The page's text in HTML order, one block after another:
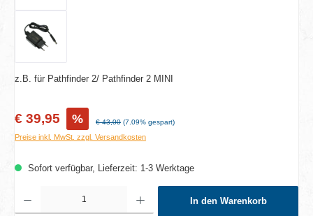
z.B. für Pathfinder 2/ Pathfinder 2 MINI
Verkaufspreis:
€ 39,95 % Regulärer Preis:
€ 43,00 (7.09% gespart)
Preise inkl. MwSt. zzgl. Versandkosten
Sofort verfügbar, Lieferzeit: 1-3 Werktage
In den Warenkorb